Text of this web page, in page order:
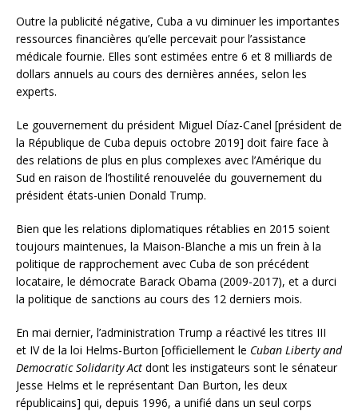
Outre la publicité négative, Cuba a vu diminuer les importantes
ressources financières qu’elle percevait pour l’assistance
médicale fournie. Elles sont estimées entre 6 et 8 milliards de
dollars annuels au cours des dernières années, selon les
experts.
Le gouvernement du président Miguel Díaz-Canel [président de
la République de Cuba depuis octobre 2019] doit faire face à
des relations de plus en plus complexes avec l’Amérique du
Sud en raison de l’hostilité renouvelée du gouvernement du
président états-unien Donald Trump.
Bien que les relations diplomatiques rétablies en 2015 soient
toujours maintenues, la Maison-Blanche a mis un frein à la
politique de rapprochement avec Cuba de son précédent
locataire, le démocrate Barack Obama (2009-2017), et a durci
la politique de sanctions au cours des 12 derniers mois.
En mai dernier, l’administration Trump a réactivé les titres III
et IV de la loi Helms-Burton [officiellement le Cuban Liberty and
Democratic Solidarity Act dont les instigateurs sont le sénateur
Jesse Helms et le représentant Dan Burton, les deux
républicains] qui, depuis 1996, a unifié dans un seul corps